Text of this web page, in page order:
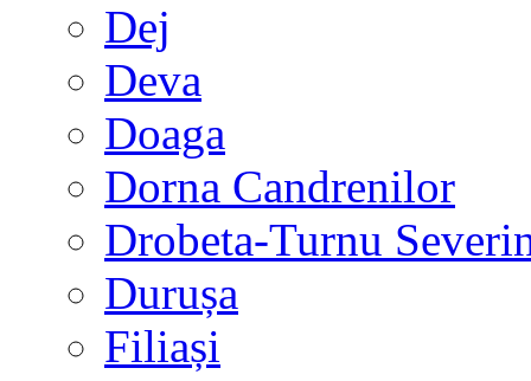
Dej
Deva
Doaga
Dorna Candrenilor
Drobeta-Turnu
Durușa
Filiași